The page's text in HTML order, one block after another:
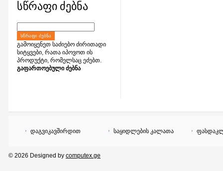
სწრაფი ძებნა
ᲡᲬᲠᲐᲤᲘ ᲫᲔᲑᲜᲐ
გამოიყენეთ საძიებო ძირითადი
სიტყვები, რათა იპოვოთ ის
პროდუქტი, რომელსაც ეძებთ.
გაფართოებული ძებნა
დაგვიკავშირდით საყიდლების კალათა
© 2026 Designed by computex.ge